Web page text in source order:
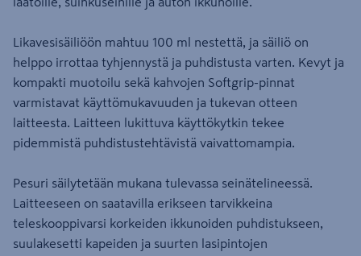
Likavesisäiliöön mahtuu 100 ml nestettä, ja säiliö on
helppo irrottaa tyhjennystä ja puhdistusta varten. Kevyt ja
kompakti muotoilu sekä kahvojen Softgrip-pinnat
varmistavat käyttömukavuuden ja tukevan otteen
laitteesta. Laitteen lukittuva käyttökytkin tekee
pidemmistä puhdistustehtävistä vaivattomampia.
Pesuri säilytetään mukana tulevassa seinätelineessä.
Laitteeseen on saatavilla erikseen tarvikkeina
teleskooppivarsi korkeiden ikkunoiden puhdistukseen,
suulakesetti kapeiden ja suurten lasipintojen